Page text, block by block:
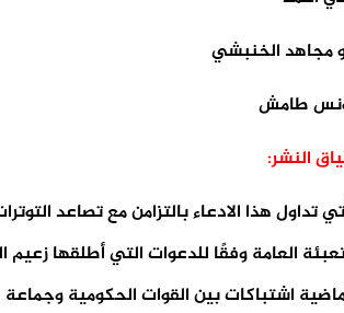
مجاهد الخنبشي
طامش
النشر:
تداول هذا الادعاء بالتزامن مع تصاعد
العامة وفقًا للدعوات التي أطلقها
اشتباكات بين القوات الحكومية
04 أغسطس 2026